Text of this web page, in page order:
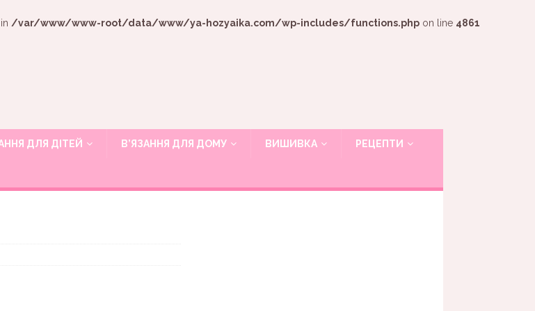
/var/www/www-root/data/www/ya-hozyaika.com/wp-includes/functions.php on line 4861
ДЛЯ ДІТЕЙ В’ЯЗАННЯ ДЛЯ ДОМУ ВИШИВКА РЕЦЕПТИ